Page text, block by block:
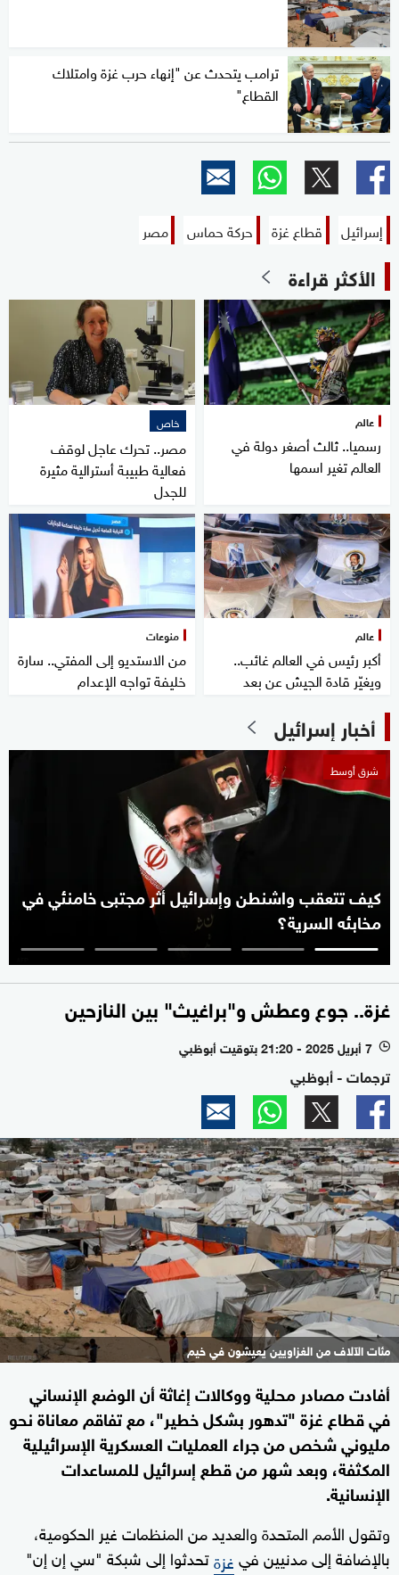
ترامب يتحدث عن "إنهاء حرب غزة وامتلاك
القطاع"
إسرائيل قطاع غزة حركة حماس مصر
الأكثر قراءة
عالم
رسميا.. ثالث أصغر دولة في
العالم تغير اسمها
خاص
مصر.. تحرك عاجل لوقف
فعالية طبيبة أسترالية مثيرة
للجدل
عالم
أكبر رئيس في العالم غائب..
ويغيّر قادة الجيش عن بعد
منوعات
من الاستديو إلى المفتي.. سارة
خليفة تواجه الإعدام
أخبار إسرائيل
شرق أوسط
كيف تتعقب واشنطن وإسرائيل أثر مجتبى خامنئي في
مخابئه السرية؟
غزة.. جوع وعطش و"براغيث" بين النازحين
l 7 أبريل 2025 - 21:20 بتوقيت أبوظبي
ترجمات - أبوظبي
مئات الآلاف من الغزاويين يعيشون في خيم
أفادت مصادر محلية ووكالات إغاثة أن الوضع الإنساني
في قطاع غزة "تدهور بشكل خطير"، مع تفاقم معاناة نحو
مليوني شخص من جراء العمليات العسكرية الإسرائيلية
المكثفة، وبعد شهر من قطع إسرائيل للمساعدات
الإنسانية.
وتقول الأمم المتحدة والعديد من المنظمات غير الحكومية،
بالإضافة إلى مدنيين فيغزةتحدثوا إلى شبكة "سي إن إن"